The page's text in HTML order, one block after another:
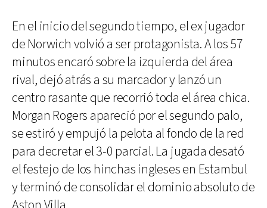
En el inicio del segundo tiempo, el ex jugador
de Norwich volvió a ser protagonista. A los 57
minutos encaró sobre la izquierda del área
rival, dejó atrás a su marcador y lanzó un
centro rasante que recorrió toda el área chica.
Morgan Rogers apareció por el segundo palo,
se estiró y empujó la pelota al fondo de la red
para decretar el 3-0 parcial. La jugada desató
el festejo de los hinchas ingleses en Estambul
y terminó de consolidar el dominio absoluto de